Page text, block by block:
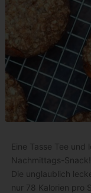
Eine Tasse Tee
Nachmittags-
Die unglaublich
nur 78 Kalorien pro